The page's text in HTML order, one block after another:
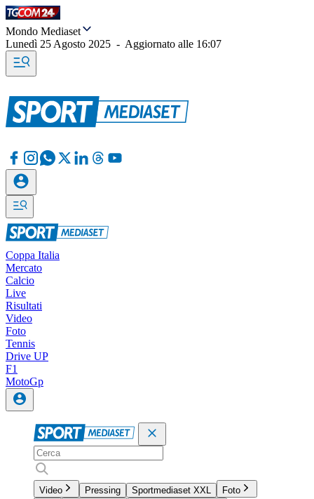
Mondo Mediaset
Lunedì 25 Agosto 2025 - Aggiornato alle 16:07
Coppa Italia
Mercato
Calcio
Live
Risultati
Video
Foto
Tennis
Drive UP
F1
MotoGp
Video Pressing Sportmediaset XXL
Foto